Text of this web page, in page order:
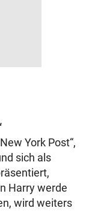
York Post“,
sich als
Harry werde
wird weiters